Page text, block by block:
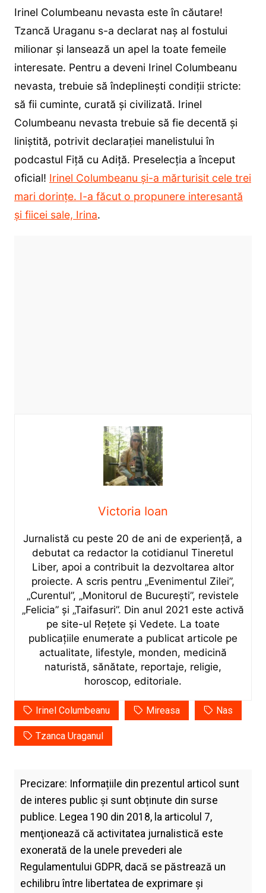
Irinel Columbeanu nevasta este în căutare!
Tzancă Uraganu s-a declarat naș al fostului
milionar și lansează un apel la toate femeile
interesate. Pentru a deveni Irinel Columbeanu
nevasta, trebuie să îndeplinești condiții stricte:
să fii cuminte, curată și civilizată. Irinel
Columbeanu nevasta trebuie să fie decentă și
liniștită, potrivit declarației manelistului în
podcastul Fiță cu Adiță. Preselecția a început
oficial! Irinel Columbeanu și-a mărturisit cele trei
mari dorințe. I-a făcut o propunere interesantă
și fiicei sale, Irina.
Victoria Ioan
Jurnalistă cu peste 20 de ani de experiență, a
debutat ca redactor la cotidianul Tineretul
Liber, apoi a contribuit la dezvoltarea altor
proiecte. A scris pentru „Evenimentul Zilei”,
„Curentul”, „Monitorul de București”, revistele
„Felicia” și „Taifasuri”. Din anul 2021 este activă
pe site-ul Rețete și Vedete. La toate
publicațiile enumerate a publicat articole pe
actualitate, lifestyle, monden, medicină
naturistă, sănătate, reportaje, religie,
horoscop, editoriale.
Irinel Columbeanu Mireasa Nas
Tzanca Uraganul
Precizare: Informațiile din prezentul articol sunt
de interes public și sunt obținute din surse
publice. Legea 190 din 2018, la articolul 7,
menţionează că activitatea jurnalistică este
exonerată de la unele prevederi ale
Regulamentului GDPR, dacă se păstrează un
echilibru între libertatea de exprimare şi